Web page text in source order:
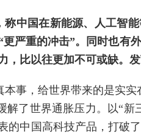
中国在新能源、人工智
严重的冲击”。同时也有
比以往更加不可或缺。
事，给世界带来的是实
了世界通胀压力。以“新
中国高科技产品，打破